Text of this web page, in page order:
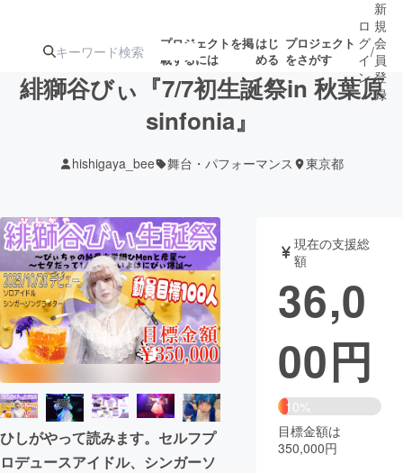
プロジェクトを掲
載するには
はじ
める
プロジェクト
をさがす
ターン
注目の新着プロ
ジェクト
募集終了が近いプ
ロジェクト
もうすぐ公開
されます
アート・写真 音楽
テクノロジー・ガジェット ゲーム・
映像・映画 書籍・雑誌
ビジネス・起業 チャレンジ
まちづくり・地域活性化
ロ
グ
イ
ン
/
新
規
会
員
登
録
緋獅谷びぃ『7/7初生誕祭in 秋葉原
sinfonia』
hishigaya_bee 舞台・パフォーマンス 東京都
ひしがやって読みます。セルフプ
ロデュースアイドル、シンガーソ
現在の支援総
額
36,0
00円
10%
目標金額は
350,000円